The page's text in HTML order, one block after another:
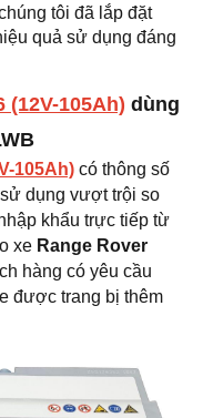
tôi đã lắp đặt
quả sử dụng đáng
(12V-105Ah) dùng
105Ah) có thông số
dụng vượt trội so
khẩu trực tiếp từ
xe Range Rover
hàng có yêu cầu
được trang bị thêm